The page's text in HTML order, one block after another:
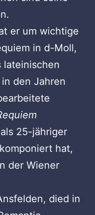
er um wichtige
in d-Moll,
lateinischen
den Jahren
25-jähriger
hat,
der Wiener
died in